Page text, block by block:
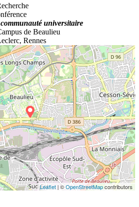
universitaire
de Beaulieu
Rennes
Leaflet | ©OpenStreetMapcontributors